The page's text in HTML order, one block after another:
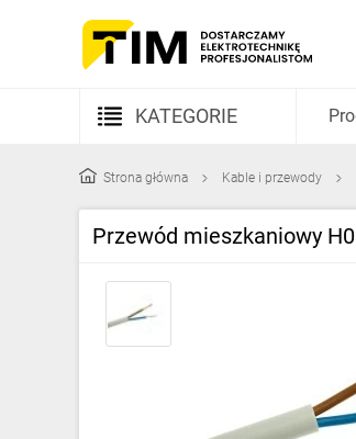
KATEGORIE
Kable i przewody
Strona główna Kable i przewody
Przewód mieszkaniowy